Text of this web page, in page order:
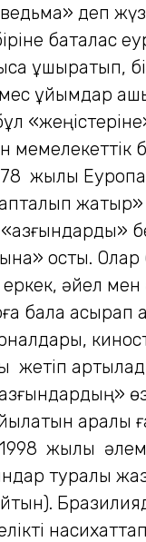
деп
бақталас
ұшыратып,
ұйымдар
жылы
тапталып
қосты.
әйел мен
бала асырап
қаралы
1998 жылы
туралы